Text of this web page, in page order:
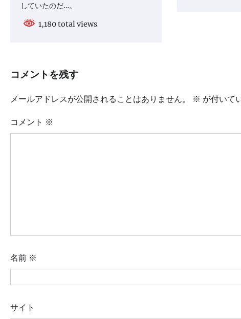
していたのだ…。
1,180 total views
コメントを残す
メールアドレスが公開されることはありません。 ※ が付いて
コメント ※
名前 ※
サイト